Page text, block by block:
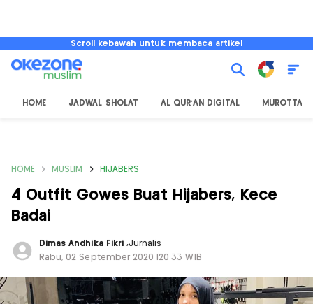
Scroll kebawah untuk membaca artikel
HOME JADWAL SHOLAT AL QUR'AN DIGITAL MUROTTAL
HOME MUSLIM HIJABERS
4 Outfit Gowes Buat Hijabers, Kece
Badai
Dimas Andhika Fikri ,Jurnalis
Rabu, 02 September 2020 |20:33 WIB